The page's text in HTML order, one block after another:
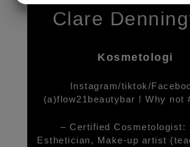
Clare
Kosmetologi
Instagram/tiktok/
(a)flow21beautybar ! Why not
– Certified Cosmetologist:
Esthetician, Make-up artist
MARKETING